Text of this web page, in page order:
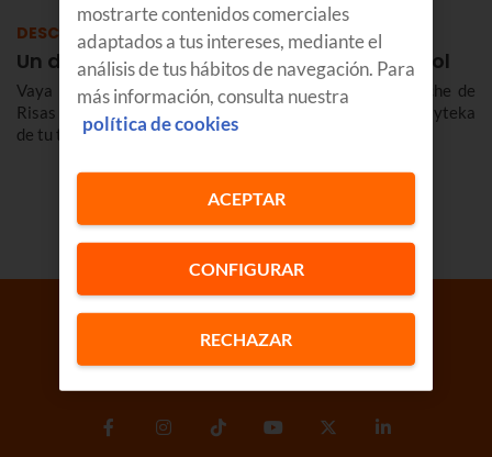
DESCUBRE
Un día perfecto en Donosti con Óscar Terol
Vaya buen rato nos hizo pasar Óscar Terol en la \'Noche de
Risas by Euskaltel\' que puedes volver a verlo en la Replayteka
de tu tele Euskaltel.
< 1 ... 5 6 7 8
mostrarte contenidos comerciales
adaptados a tus intereses, mediante el
análisis de tus hábitos de navegación. Para
más información, consulta nuestra
política de cookies
CONFIGURAR
RECHAZAR
ACEPTAR